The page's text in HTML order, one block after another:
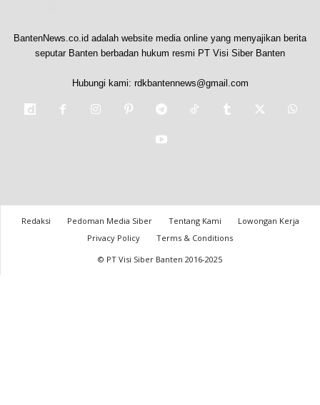
BantenNews.co.id adalah website media online yang menyajikan berita
seputar Banten berbadan hukum resmi PT Visi Siber Banten
Hubungi kami: rdkbantennews@gmail.com
Redaksi Pedoman Media Siber Tentang Kami
Lowongan Kerja
Privacy Policy
Terms & Conditions
© PT Visi Siber Banten 2016-2025